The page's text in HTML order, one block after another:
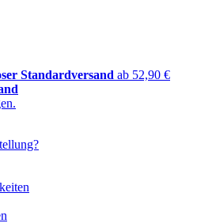
Standardversand ab 52,90 €